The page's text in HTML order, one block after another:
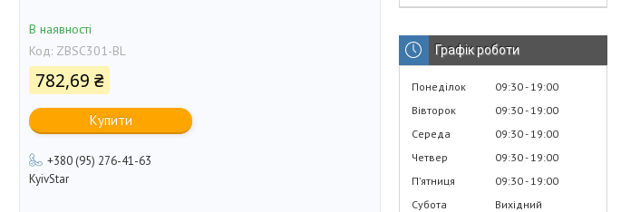
В наявності
Код: ZBSC301-BL
782,69 ₴
Купити
+380 (95) 276-41-63
KyivStar
Графік роботи
Понеділок 09:30 19:00
Вівторок
09:30 19:00
Середа
09:30 19:00
Четвер
09:30 19:00
Пʼятниця
09:30 19:00
Субота
Вихідний